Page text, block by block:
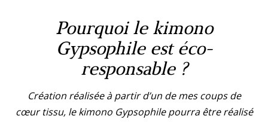
Pourquoi le kimono
Gypsophile est éco-
responsable ?
Création réalisée à partir d’un de mes coups de
cœur tissu, le kimono Gypsophile pourra être réalisé